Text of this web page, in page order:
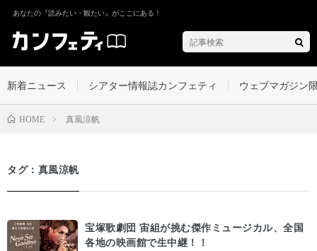
あなたの『読みたい・観たい』がここにある！
新着ニュース シアター情報誌カンフェティ ウェブマガジン
HOME 真風涼帆
タグ：真風涼帆
宝塚歌劇団 宙組が挑む傑作ミュージカル、全国
各地の映画館で生中継！！